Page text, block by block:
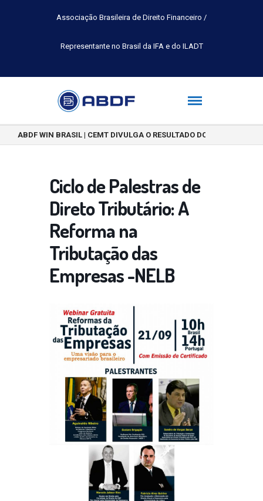
Associação Brasileira de Direito Financeiro /
Representante no Brasil da IFA e do ILADT
ABDF WIN BRASIL | CEMT DIVULGA O RESULTADO DO CONCURSO
Ciclo de Palestras de
Direto Tributário: A
Reforma na
Tributação das
Empresas -NELB